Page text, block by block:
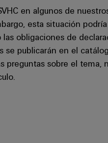
en algunos de
esta situación
obligaciones de
se publicarán en el
preguntas sobre el tema,